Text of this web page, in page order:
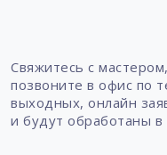
Свяжитесь с
позвоните в офис по
выходных, онлайн
и будут обработаны в